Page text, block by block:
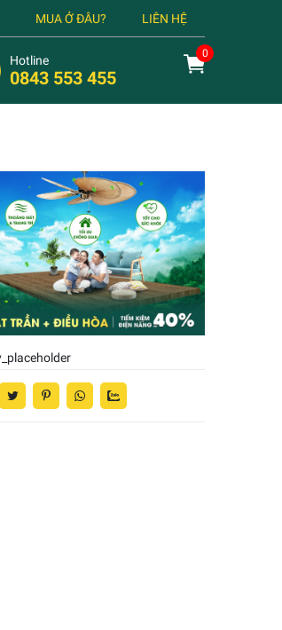
MUA Ở ĐÂU? LIÊN HỆ
Hotline
0843 553 455